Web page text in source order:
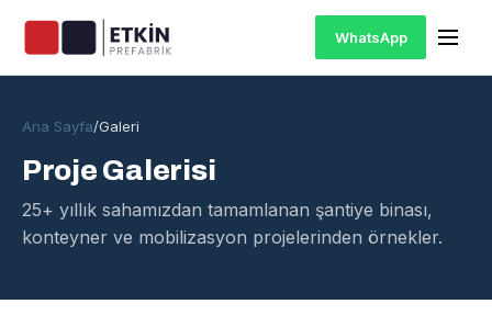
WhatsApp
Ana Sayfa/Galeri
Proje Galerisi
25+ yıllık sahamızdan tamamlanan şantiye binası,
konteyner ve mobilizasyon projelerinden örnekler.